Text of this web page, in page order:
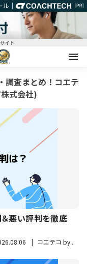
イト
調査まとめ！コエテ
式会社)
悪い評判を徹底
コエテコ by...